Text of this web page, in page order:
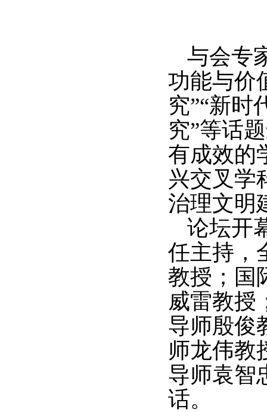
与会专
功能与价
究”“新时
究”等话
有成效的
兴交叉学
治理文明
论坛开
任主持，
教授 ；
威雷教授
导师殷俊
师龙伟教
导师袁智
话。